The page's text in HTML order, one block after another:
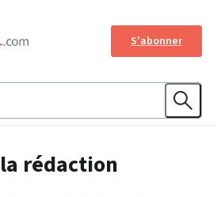
S'abonner
rédaction